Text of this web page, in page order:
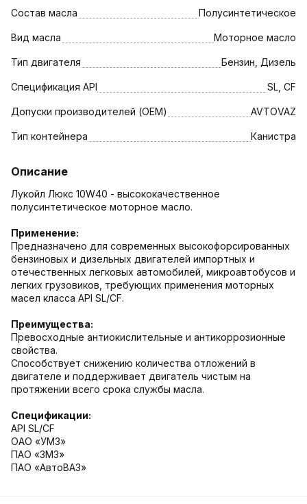
Состав масла Полусинтетическое
Вид масла Моторное масло
Тип двигателя Бензин, Дизель
Спецификация API SL, CF
Допуски производителей (OEM) AVTOVAZ
Тип контейнера Канистра
Описание
Лукойл Люкс 10W40 - высококачественное
полусинтетическое моторное масло.
Применение:
Предназначено для современных высокофорсированных
бензиновых и дизельных двигателей импортных и
отечественных легковых автомобилей, микроавтобусов и
легких грузовиков, требующих применения моторных
масел класса API SL/CF.
Преимущества:
Превосходные антиокислительные и антикоррозионные
свойства.
Способствует снижению количества отложений в
двигателе и поддерживает двигатель чистым на
протяжении всего срока службы масла.
Cпецификации:
API SL/CF
ОАО «УМЗ»
ПАО «ЗМЗ»
ПАО «АвтоВАЗ»